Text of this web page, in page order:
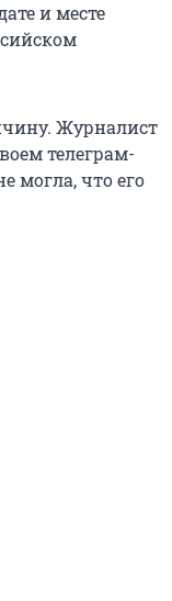
и месте
Журналист
телеграм-
могла, что его